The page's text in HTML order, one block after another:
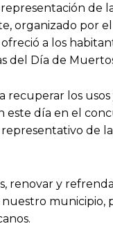
de
organizado por
a los
del Día de
recuperar los
día en el
de
renovar y